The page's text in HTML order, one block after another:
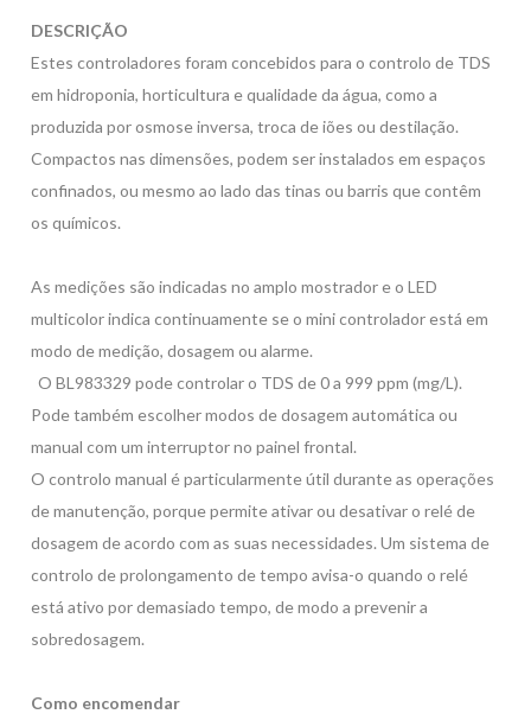
DESCRIÇÃO
Estes controladores foram concebidos para o controlo de TDS
em hidroponia, horticultura e qualidade da água, como a
produzida por osmose inversa, troca de iões ou destilação.
Compactos nas dimensões, podem ser instalados em espaços
confinados, ou mesmo ao lado das tinas ou barris que contêm
os químicos.
As medições são indicadas no amplo mostrador e o LED
multicolor indica continuamente se o mini controlador está em
modo de medição, dosagem ou alarme.
O BL983329 pode controlar o TDS de 0 a 999 ppm (mg/L).
Pode também escolher modos de dosagem automática ou
manual com um interruptor no painel frontal.
O controlo manual é particularmente útil durante as operações
de manutenção, porque permite ativar ou desativar o relé de
dosagem de acordo com as suas necessidades. Um sistema de
controlo de prolongamento de tempo avisa-o quando o relé
está ativo por demasiado tempo, de modo a prevenir a
sobredosagem.
Como encomendar